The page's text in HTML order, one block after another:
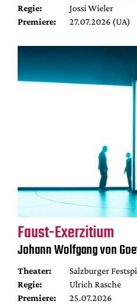
Regie:
Jossi Wieler
Premiere:
27.07.2026 (UA)
Faust-Exerzitium
Johann Wolfgang von
Theater:
Salzburger
Regie:
Ulrich Rasche
Premiere:
25.07.2026